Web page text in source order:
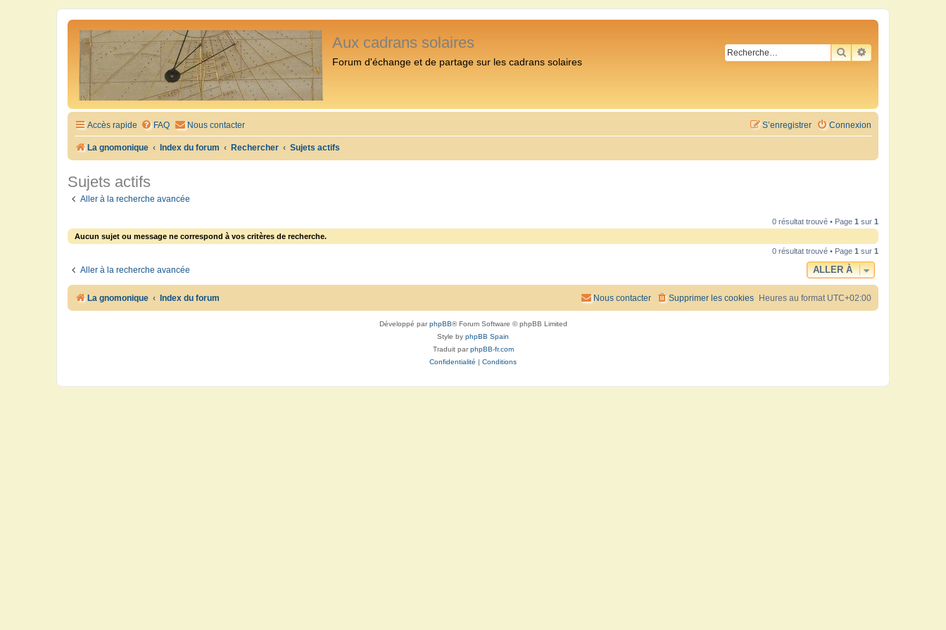
Aux cadrans solaires
Forum d'échange et de partage sur les cadrans solaires
RECHERCHER
RECHERCHE
Accès rapide FAQ Nous contacter Connexion
S’enregistrer
La gnomonique Index du forum Rechercher Sujets actifs
Sujets actifs
Aller à la recherche avancée
0 résultat trouvé • Page 1 sur 1
Aucun sujet ou message ne correspond à vos critères de recherche.
0 résultat trouvé • Page 1 sur 1
Aller à la recherche avancée ALLER À
La gnomonique Index du forum Heures au format UTC+02:00
Supprimer les cookies
Nous contacter
Développé parphpBB® Forum Software © phpBB Limited
Style by phpBB Spain
Traduit parphpBB-fr.com
Confidentialité | Conditions